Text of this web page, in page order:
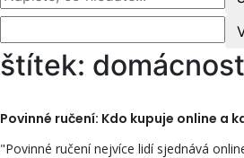
štítek: domácnost
Povinné ručení: Kdo kupuje online a
"Povinné ručení nejvíce lidí sjednává